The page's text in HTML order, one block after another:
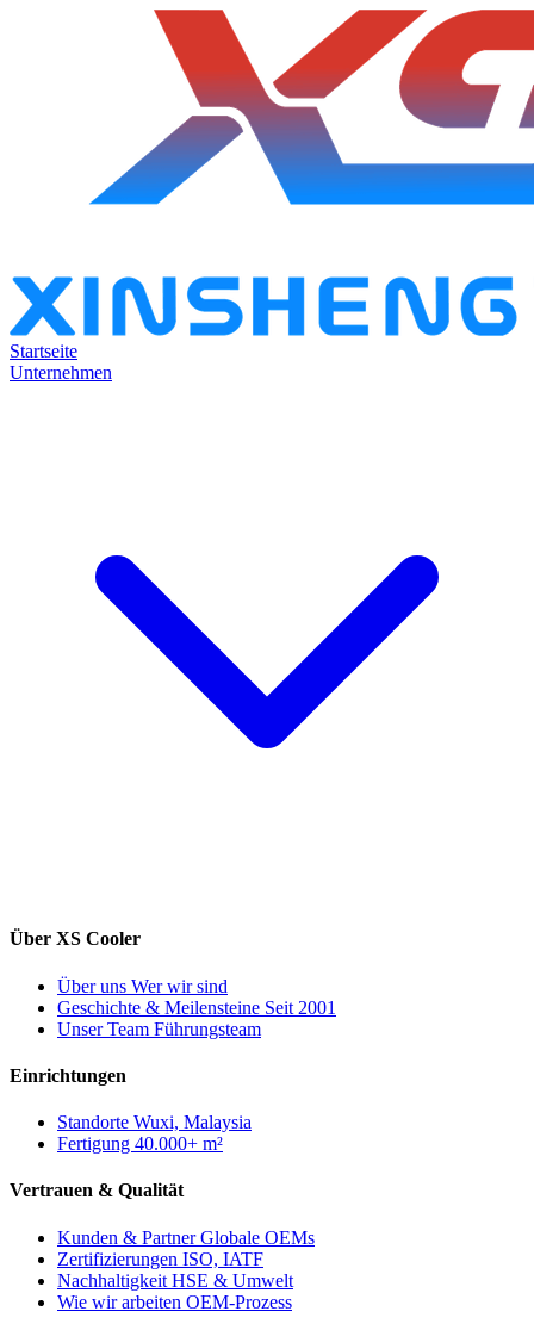
Startseite
Unternehmen
Über XS Cooler
Über uns Wer wir sind
Geschichte & Meilensteine Seit 2001
Unser Team Führungsteam
Einrichtungen
Standorte Wuxi, Malaysia
Fertigung 40.000+ m²
Vertrauen & Qualität
Kunden & PartnerGlobale OEMs
Zertifizierungen ISO, IATF
Nachhaltigkeit HSE & Umwelt
Wie wir arbeiten OEM-Prozess